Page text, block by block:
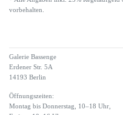
vorbehalten.
Galerie Bassenge
Erdener Str. 5A
14193 Berlin
Öffnungszeiten:
Montag bis Donnerstag, 10–18 Uhr,